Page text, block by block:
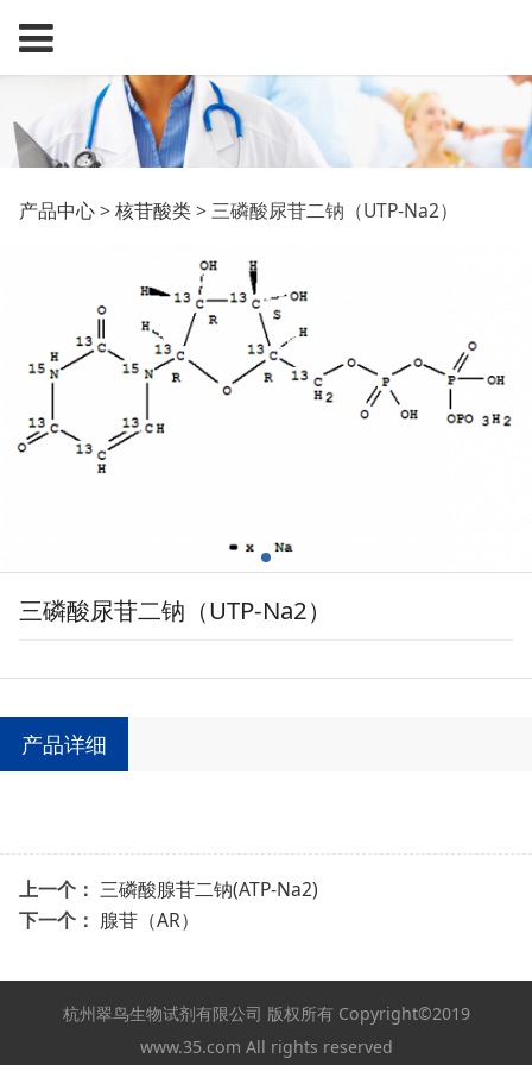
三磷酸尿苷二钠（UTP-
Na2）
产品中心>核苷酸类>三磷酸尿苷二钠（UTP-Na2）
三磷酸尿苷二钠（UTP-Na2）
产品详细
上一个： 三磷酸腺苷二钠(ATP-Na2)
下一个： 腺苷（AR）
杭州翠鸟生物试剂有限公司 版权所有 Copyright©2019
www.35.com All rights reserved